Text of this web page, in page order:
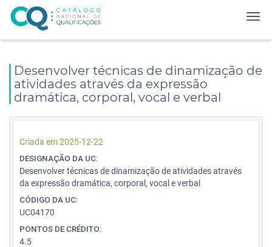
Desenvolver técnicas de dinamização de
atividades através da expressão
dramática, corporal, vocal e verbal
Criada em 2025-12-22
DESIGNAÇÃO DA UC:
Desenvolver técnicas de dinamização de atividades através
da expressão dramática, corporal, vocal e verbal
CÓDIGO DA UC:
UC04170
PONTOS DE CRÉDITO:
4.5